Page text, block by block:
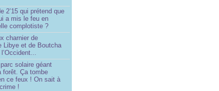
2’15 qui prétend que
a mis le feu en
complotiste ?
charnier de
Libye et de Boutcha
solaire géant
forêt. Ça tombe
ce feux ! On sait à
!